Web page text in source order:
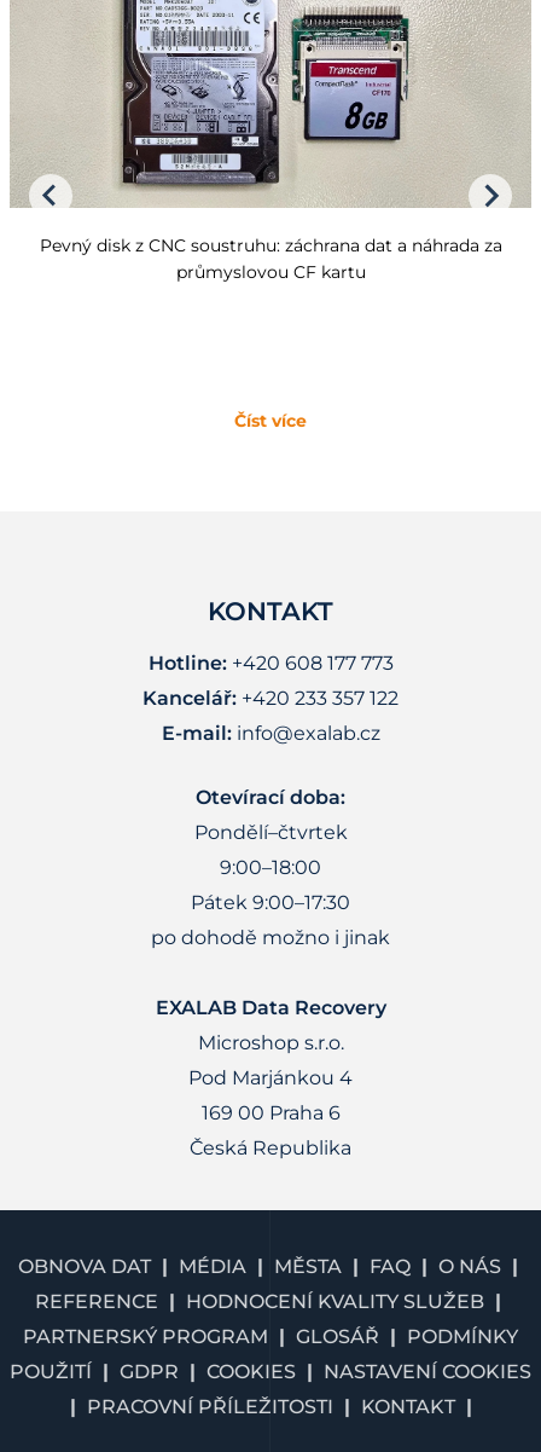
Pevný disk z CNC soustruhu: záchrana dat a náhrada za
průmyslovou CF kartu
Číst více
KONTAKT
Hotline:+420 608 177 773
Kancelář: +420 233 357 122
E-mail: info@exalab.cz
Otevírací doba:
Pondělí–čtvrtek
9:00–18:00
Pátek 9:00–17:30
po dohodě možno i jinak
EXALAB Data Recovery
Microshop s.r.o.
Pod Marjánkou 4
169 00 Praha 6
Česká Republika
OBNOVA DAT MÉDIA MĚSTA FAQ
O NÁS
REFERENCE
HODNOCENÍ KVALITY SLUŽEB
PARTNERSKÝ PROGRAM
GLOSÁŘ
PODMÍNKY
POUŽITÍ
GDPR COOKIES
NASTAVENÍ COOKIES
PRACOVNÍ PŘÍLEŽITOSTI
KONTAKT